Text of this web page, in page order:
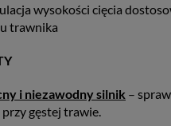
wysokości cięcia
trawnika
i niezawodny silnik –
gęstej trawie.